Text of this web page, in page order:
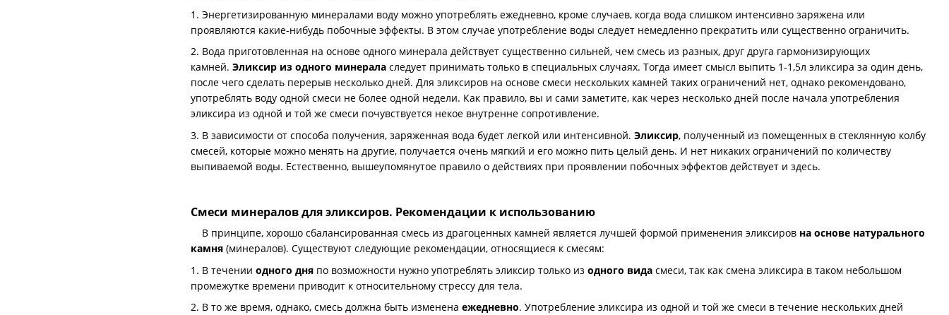
1. Энергетизированную минералами воду можно употреблять ежедневно, кроме случаев, когда вода слишком интенсивно заряжена или
проявляются какие-нибудь побочные эффекты. В этом случае употребление воды следует немедленно прекратить или существенно ограничить.
2. Вода приготовленная на основе одного минерала действует существенно сильней, чем смесь из разных, друг друга гармонизирующих
камней. Эликсир из одного минерала следует принимать только в специальных случаях. Тогда имеет смысл выпить 1-1,5л эликсира за один день,
после чего сделать перерыв несколько дней. Для эликсиров на основе смеси нескольких камней таких ограничений нет, однако рекомендовано,
употреблять воду одной смеси не более одной недели. Как правило, вы и сами заметите, как через несколько дней после начала употребления
эликсира из одной и той же смеси почувствуется некое внутренне сопротивление.
3. В зависимости от способа получения, заряженная вода будет легкой или интенсивной. Эликсир, полученный из помещенных в стеклянную колбу
смесей, которые можно менять на другие, получается очень мягкий и его можно пить целый день. И нет никаких ограничений по количеству
выпиваемой воды. Естественно, вышеупомянутое правило о действиях при проявлении побочных эффектов действует и здесь.
Смеси минералов для эликсиров. Рекомендации к использованию
В принципе, хорошо сбалансированная смесь из драгоценных камней является лучшей формой применения эликсиров на основе натурального
камня (минералов). Существуют следующие рекомендации, относящиеся к смесям:
1. В течении одного дня по возможности нужно употреблять эликсир только из одного вида смеси, так как смена эликсира в таком небольшом
промежутке времени приводит к относительному стрессу для тела.
2. В то же время, однако, смесь должна быть изменена ежедневно. Употребление эликсира из одной и той же смеси в течение нескольких дней